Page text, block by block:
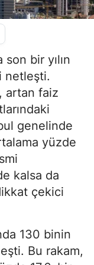
bir yılın
netleşti.
artan faiz
genelinde
yüzde
kalsa da
çekici
130 binin
Bu rakam,